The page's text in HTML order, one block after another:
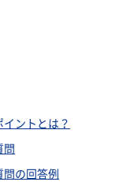
ントとは？
問
の回答例